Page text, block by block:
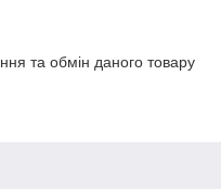
та обмін даного товару